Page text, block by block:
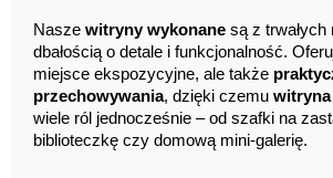
Nasze witryny wykonane są z trwałych
dbałością o detale i funkcjonalność.
miejsce ekspozycyjne, ale także
przechowywania, dzięki czemu witryna
wiele ról jednocześnie – od szafki na
biblioteczkę czy domową mini-galerię.